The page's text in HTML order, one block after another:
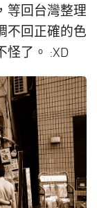
等回台灣整理
不回正確的色
怪了。 :XD